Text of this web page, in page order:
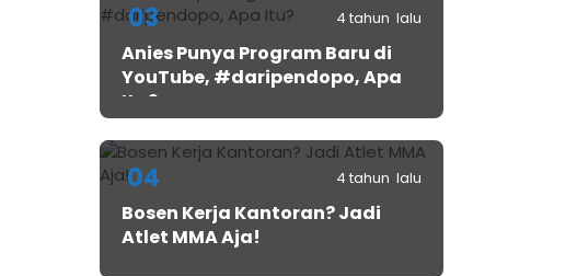
03 4 tahun lalu
Anies Punya Program Baru di
YouTube, #daripendopo, Apa
Itu?
04 4 tahun lalu
Bosen Kerja Kantoran? Jadi
Atlet MMA Aja!